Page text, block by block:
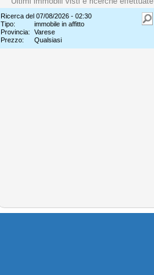
Ricerca del 07/08/2026 - 02:30
Tipo:
immobile in affitto
Provincia:
Varese
Prezzo:
Qualsiasi